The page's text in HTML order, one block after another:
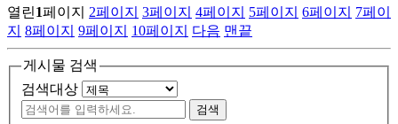
열린1페이지 2페이지 3페이지 4페이지 5페이지 6페이지 7페이
지 8페이지 9페이지 10페이지 다음 맨끝
게시물 검색
검색대상
검색